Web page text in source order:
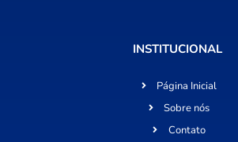
INSTITUCIONAL
Página Inicial
Sobre nós
Contato